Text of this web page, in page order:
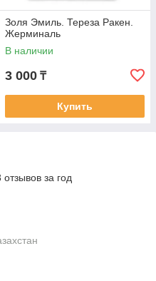
Золя Эмиль. Тереза Ракен.
Жерминаль
В наличии
3 000 ₸
Купить
за год